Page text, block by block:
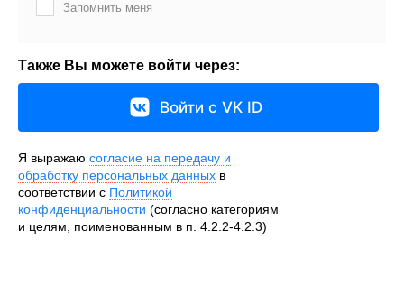
Запомнить меня
Также Вы можете войти через:
Войти с VK ID
Я выражаю согласие на передачу и
обработку персональных данных в
соответствии с Политикой
конфиденциальности (согласно категориям
и целям, поименованным в п. 4.2.2-4.2.3)